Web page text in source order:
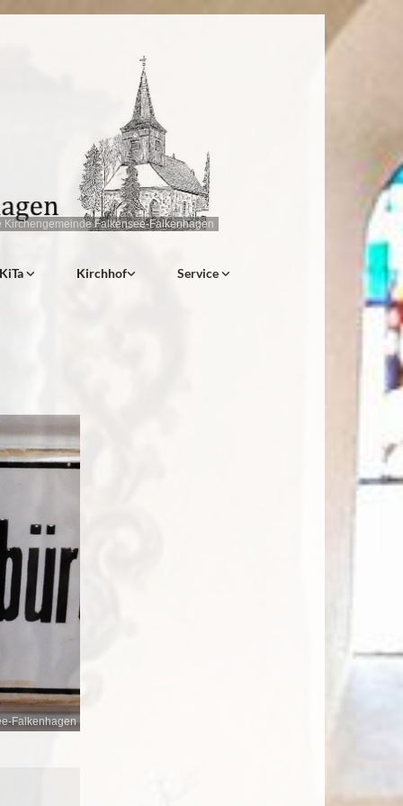
Falkensee-Falkenhagen
KiTa Kirchhof Service
Falkenhagen